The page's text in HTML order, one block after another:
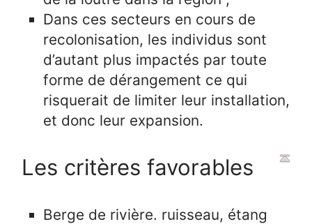
Dans ces secteurs en cours de
recolonisation, les individus sont
d’autant plus impactés par toute
forme de dérangement ce qui
risquerait de limiter leur installation,
et donc leur expansion.
Les critères favorables
Berge de rivière. ruisseau, étang